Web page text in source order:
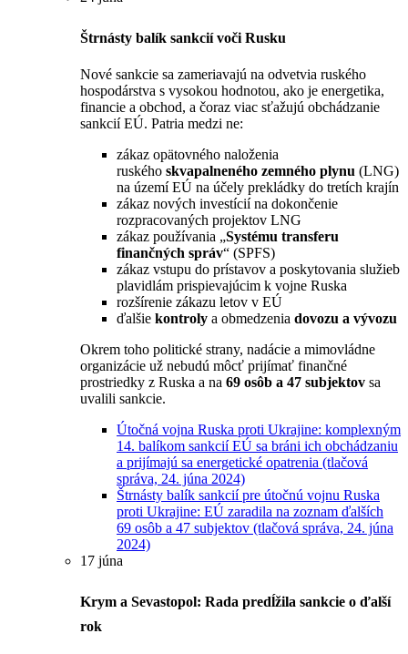
Štrnásty balík sankcií voči Rusku
Nové sankcie sa zameriavajú na odvetvia ruského
hospodárstva s vysokou hodnotou, ako je energetika,
financie a obchod, a čoraz viac sťažujú obchádzanie
sankcií EÚ. Patria medzi ne:
zákaz opätovného naloženia
ruského skvapalneného zemného plynu (LNG)
na území EÚ na účely prekládky do tretích krajín
zákaz nových investícií na dokončenie
rozpracovaných projektov LNG
zákaz používania „Systému transferu
finančných správ“ (SPFS)
zákaz vstupu do prístavov a poskytovania služieb
plavidlám prispievajúcim k vojne Ruska
rozšírenie zákazu letov v EÚ
ďalšie kontroly a obmedzenia dovozu a vývozu
Okrem toho politické strany, nadácie a mimovládne
organizácie už nebudú môcť prijímať finančné
prostriedky z Ruska a na 69 osôb a 47 subjektov sa
uvalili sankcie.
Útočná vojna Ruska proti Ukrajine: komplexným
14. balíkom sankcií EÚ sa bráni ich obchádzaniu
a prijímajú sa energetické opatrenia (tlačová
správa, 24. júna 2024)
Štrnásty balík sankcií pre útočnú vojnu Ruska
proti Ukrajine: EÚ zaradila na zoznam ďalších
69 osôb a 47 subjektov (tlačová správa, 24. júna
2024)
17 júna
Krym a Sevastopol: Rada predĺžila sankcie o ďalší
rok